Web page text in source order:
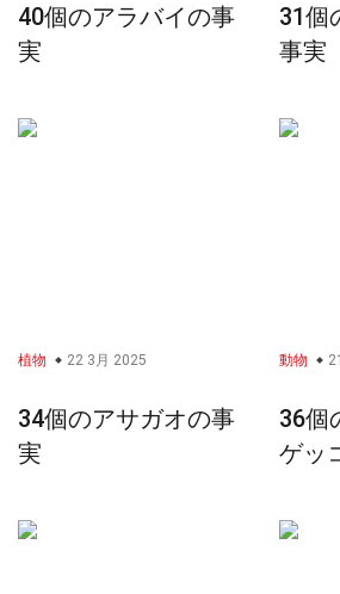
40個のアラバイの事
実
31個
事実
植物 22 3月 2025
34個のアサガオの事
実
動物
36個
ゲッ